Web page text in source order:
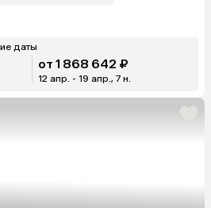
даты
от 1 868 642 ₽
12 апр. - 19 апр., 7 н.